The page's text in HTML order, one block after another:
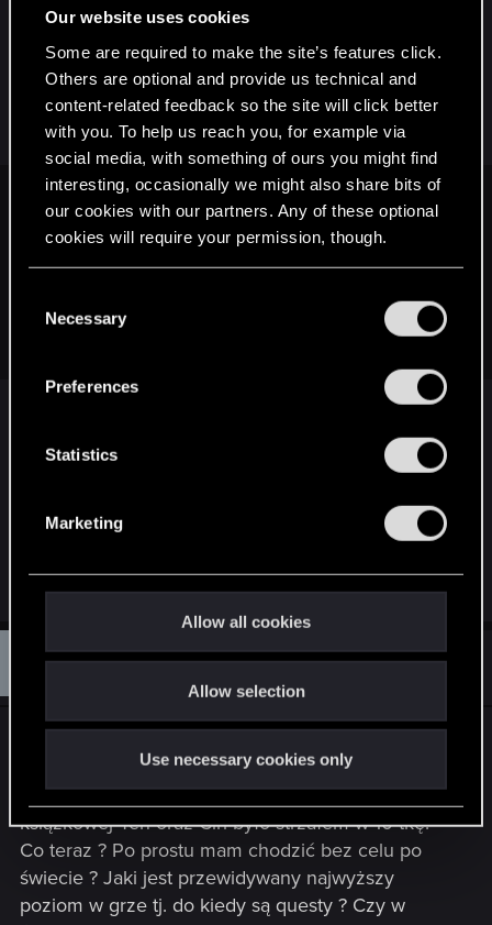
Our website uses cookies
Some are required to make the site’s features click.
Others are optional and provide us technical and
content-related feedback so the site will click better
with you. To help us reach you, for example via
social media, with something of ours you might find
interesting, occasionally we might also share bits of
our cookies with our partners. Any of these optional
cookies will require your permission, though.
and tweak your preferences regarding them in the
Necessary
Preferences
Statistics
Marketing
Allow all cookies
Allow selection
Use necessary cookies only
ukończenie gry. Nie było tam nic o zwiększaniu
rekompensaty. A w progu spokojnie da się
mieścić prawie do samego końca. Wyjatkiem są
przykłady questów, które podałem wyżej.
tommiyacht said:
no to zmienia postać rzeczy. Dla mnie w domyśle ten mod
miał ułatwić robienie zadań zbliżonych obszarowo a nie
od najniższego poziomem (zwłaszcza ze nie używam
zafundowany przez Redów właściwie to
utrudnia. A jesli się nie korzysta z szybkiej
podróży, a ja również należę do takich osób, to już
jest męczarnia.
B Barosz955
#28,071
fabularny. Czuje lekką pustkę przez ostatni
miesiąc zżyłem się z tymi postaciami dodanie
książkowej Yen oraz Ciri było strzałem w 10 tkę.
Co teraz ? Po prostu mam chodzić bez celu po
świecie ? Jaki jest przewidywany najwyższy
poziom w grze tj. do kiedy są questy ? Czy w